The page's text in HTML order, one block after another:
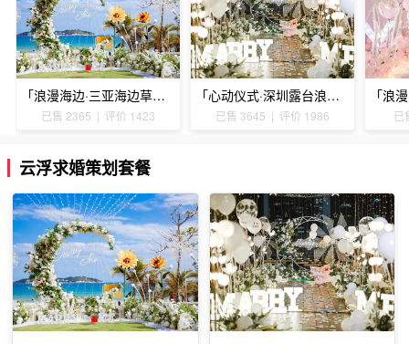
「浪漫海边·三亚海边草坪浪漫求婚」
已售 2365 | 评价 1423
「心动仪式·深圳露台浪漫求婚」
已售 3645 | 评价 1986 已
云浮求婚策划套餐